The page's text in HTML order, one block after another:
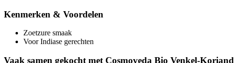
Kenmerken & Voordelen
Zoetzure smaak
Voor Indiase gerechten
Vaak samen gekocht met Cosmoveda Bio Venkel-